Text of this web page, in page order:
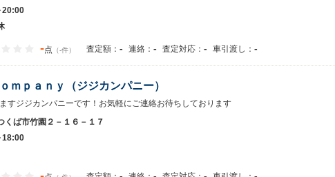
20:00
-点 （-件） 査定額： - 連絡： - 査定対応： - 車引渡し： -
ｍｐａｎｙ（ジジカンパニー）
すジジカンパニーです！お気軽にご連絡お待ちしております
くば市竹園２－１６－１７
18:00